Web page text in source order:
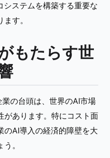
ステムを構築する重要な
す。
もたらす世
の台頭は、世界のAI市場
があります。特にコスト面
のAI導入の経済的障壁を大
。